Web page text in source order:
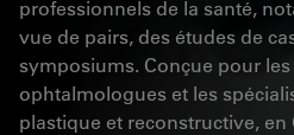
professionnels de la santé,
vue de pairs, des études de
symposiums. Conçue pour
ophtalmologues et les
plastique et reconstructive, en